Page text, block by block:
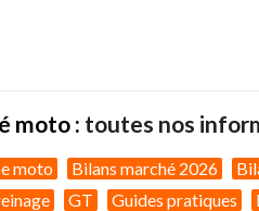
moto : toutes nos
moto Bilans marché 2026
GT Guides pratiques